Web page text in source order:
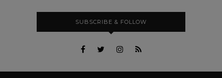
SUBSCRIBE & FOLLOW